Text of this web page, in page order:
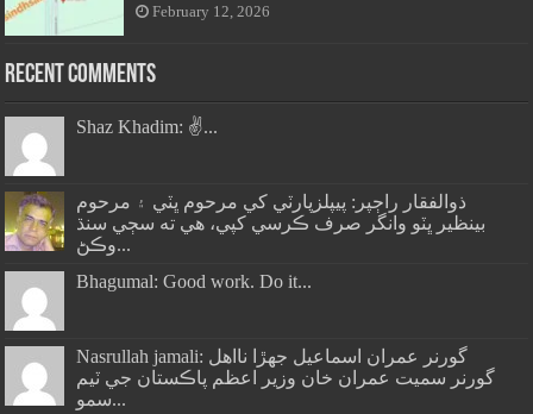
February 12, 2026
Recent Comments
Shaz Khadim: ✌️...
ذوالفقار راڄپر: پيپلزپارٽي کي مرحوم ڀٽي ۽ مرحوم
بينظير ڀٽو وانگر صرف ڪرسي کپي، هي ته سڄي سنڌ
وڪڻ...
Bhagumal: Good work. Do it...
Nasrullah jamali: گورنر عمران اسماعيل جھڙا نااهل
گورنر سميت عمران خان وزير اعظم پاڪستان جي ٽيم
سمو...